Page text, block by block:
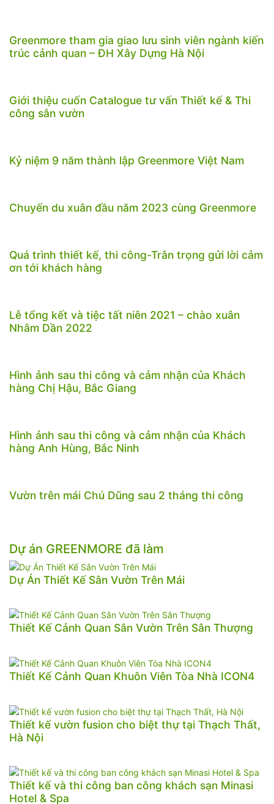
Greenmore tham gia giao lưu sinh viên ngành kiến
trúc cảnh quan – ĐH Xây Dựng Hà Nội
Giới thiệu cuốn Catalogue tư vấn Thiết kế & Thi
công sân vườn
Kỷ niệm 9 năm thành lập Greenmore Việt Nam
Chuyến du xuân đầu năm 2023 cùng Greenmore
Quá trình thiết kế, thi công-Trân trọng gửi lời cảm
ơn tới khách hàng
Lễ tổng kết và tiệc tất niên 2021 – chào xuân
Nhâm Dần 2022
Hình ảnh sau thi công và cảm nhận của Khách
hàng Chị Hậu, Bắc Giang
Hình ảnh sau thi công và cảm nhận của Khách
hàng Anh Hùng, Bắc Ninh
Vườn trên mái Chú Dũng sau 2 tháng thi công
Dự án GREENMORE đã làm
Dự Án Thiết Kế Sân Vườn Trên Mái
Thiết Kế Cảnh Quan Sân Vườn Trên Sân Thượng
Thiết Kế Cảnh Quan Khuôn Viên Tòa Nhà ICON4
Thiết kế vườn fusion cho biệt thự tại Thạch Thất,
Hà Nội
Thiết kế và thi công ban công khách sạn Minasi
Hotel & Spa